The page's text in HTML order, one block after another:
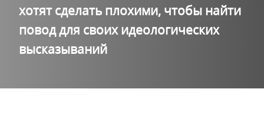
хотят сделать плохими, чтобы найти
повод для своих идеологических
высказываний